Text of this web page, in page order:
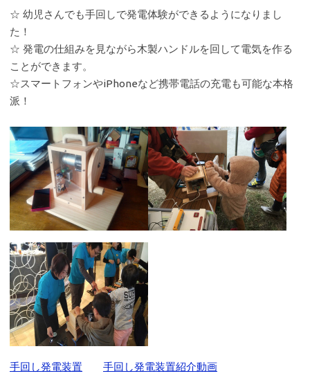
☆ 幼児さんでも手回しで発電体験ができるようになりまし
た！
☆ 発電の仕組みを見ながら木製ハンドルを回して電気を作る
ことができます。
☆スマートフォンやiPhoneなど携帯電話の充電も可能な本格
派！
手回し発電装置 手回し発電装置紹介動画